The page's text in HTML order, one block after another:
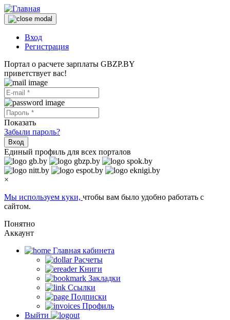
Вход
Регистрация
Портал о расчете зарплаты GBZP.BY
приветствует вас!
Показать
Забыли пароль?
Вход
Единый профиль для всех порталов
×
Мы используем куки, чтобы вам было удобно работать с
сайтом.
Понятно
Аккаунт
Главная кабинетa
Расчеты
Книги
Закладки
Ссылки
Подписки
Профиль
Выйти